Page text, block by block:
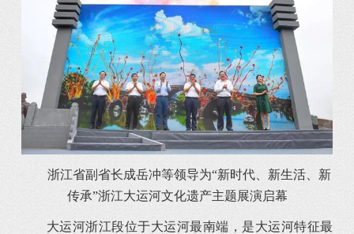
浙江省副省长成岳冲等领导为“新时代、新生活、新
传承”浙江大运河文化遗产主题展演启幕
大运河浙江段位于大运河最南端，是大运河特征最